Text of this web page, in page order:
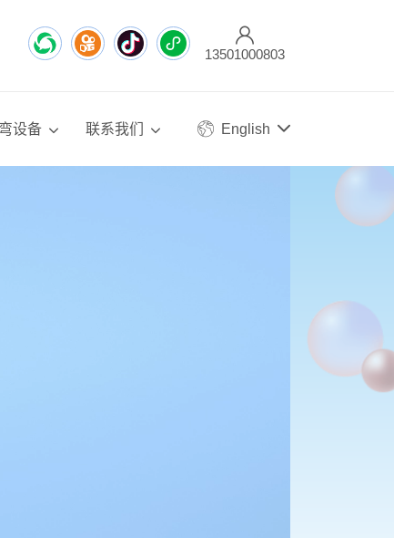
13501000803
设备 联系我们 English